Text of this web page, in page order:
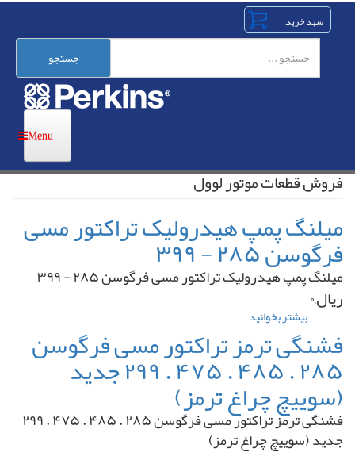
رفتن
محتوای
جستجو
فروش قطعات موتور لوول
میلنگ پمپ هیدرولیک تراکتور مسی
فرگوسن ۲۸۵ - ۳۹۹
میلنگ پمپ هیدرولیک تراکتور مسی فرگوسن ۲۸۵ - ۳۹۹
ریال,۰
بیشتر بخوانید
پمپ
هیدرولیک
تراکتور
مسی
فرگوسن
۲۸۵
-
فشنگی ترمز تراکتور مسی فرگوسن
۲۸۵ . ۴۸۵ . ۴۷۵ . ۲۹۹ جدید
(سوییچ چراغ ترمز) فشنگی ترمز تراکتور مسی فرگوسن ۲۸۵ . ۴۸۵ . ۴۷۵ . ۲۹۹
جدید (سوییچ چراغ ترمز)